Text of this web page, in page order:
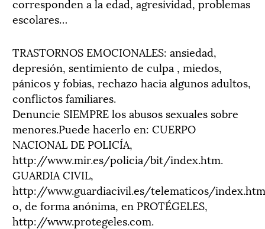
corresponden a la edad, agresividad, problemas
escolares…
TRASTORNOS EMOCIONALES: ansiedad,
depresión, sentimiento de culpa , miedos,
pánicos y fobias, rechazo hacia algunos adultos,
conflictos familiares.
Denuncie SIEMPRE los abusos sexuales sobre
menores.Puede hacerlo en: CUERPO
NACIONAL DE POLICÍA,
http://www.mir.es/policia/bit/index.htm.
GUARDIA CIVIL,
http://www.guardiacivil.es/telematicos/index.htm
o, de forma anónima, en PROTÉGELES,
http://www.protegeles.com.